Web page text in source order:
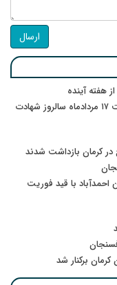
ارسال
پیام رئیس کل دادگستری استان کرمان به مناسبت ۱۷ مردادماه سالروز شهادت
با قید فوریت
برکنار شد